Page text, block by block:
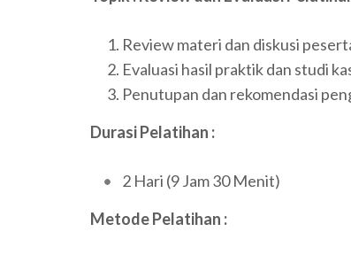
Review materi dan diskusi
Evaluasi hasil praktik dan studi
Penutupan dan rekomendasi
Durasi Pelatihan :
2 Hari (9 Jam 30 Menit)
Metode Pelatihan :